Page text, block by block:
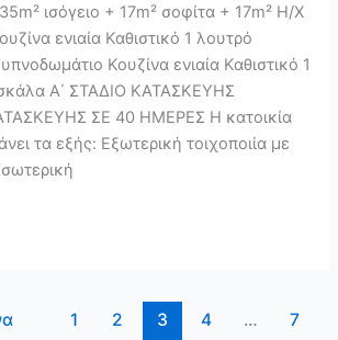
ισόγειο + 17m² σοφίτα + 17m² Η/Χ
ενιαία Καθιστικό 1 λουτρό
Κουζίνα ενιαία Καθιστικό 1
Α΄ ΣΤΑΔΙΟ ΚΑΤΑΣΚΕΥΗΣ
ΣΕ 40 ΗΜΕΡΕΣ Η κατοικία
τα εξής: Εξωτερική τοιχοποιία με
1 2 3 4 …
7